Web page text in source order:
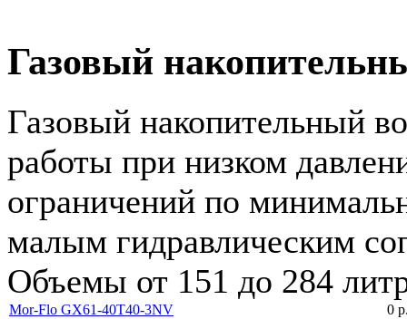
Газовый
Газовый накопительный
работы при низком
ограничений по
малым гидравлическим
Объемы от 151 до 284
Mor-Flo GX61-40T40-3NV
0